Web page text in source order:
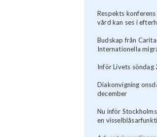
Respekts
vård kan ses i
Budskap från
Internationella
Inför Livets söndag
Diakonvigning
december
Nu inför
en